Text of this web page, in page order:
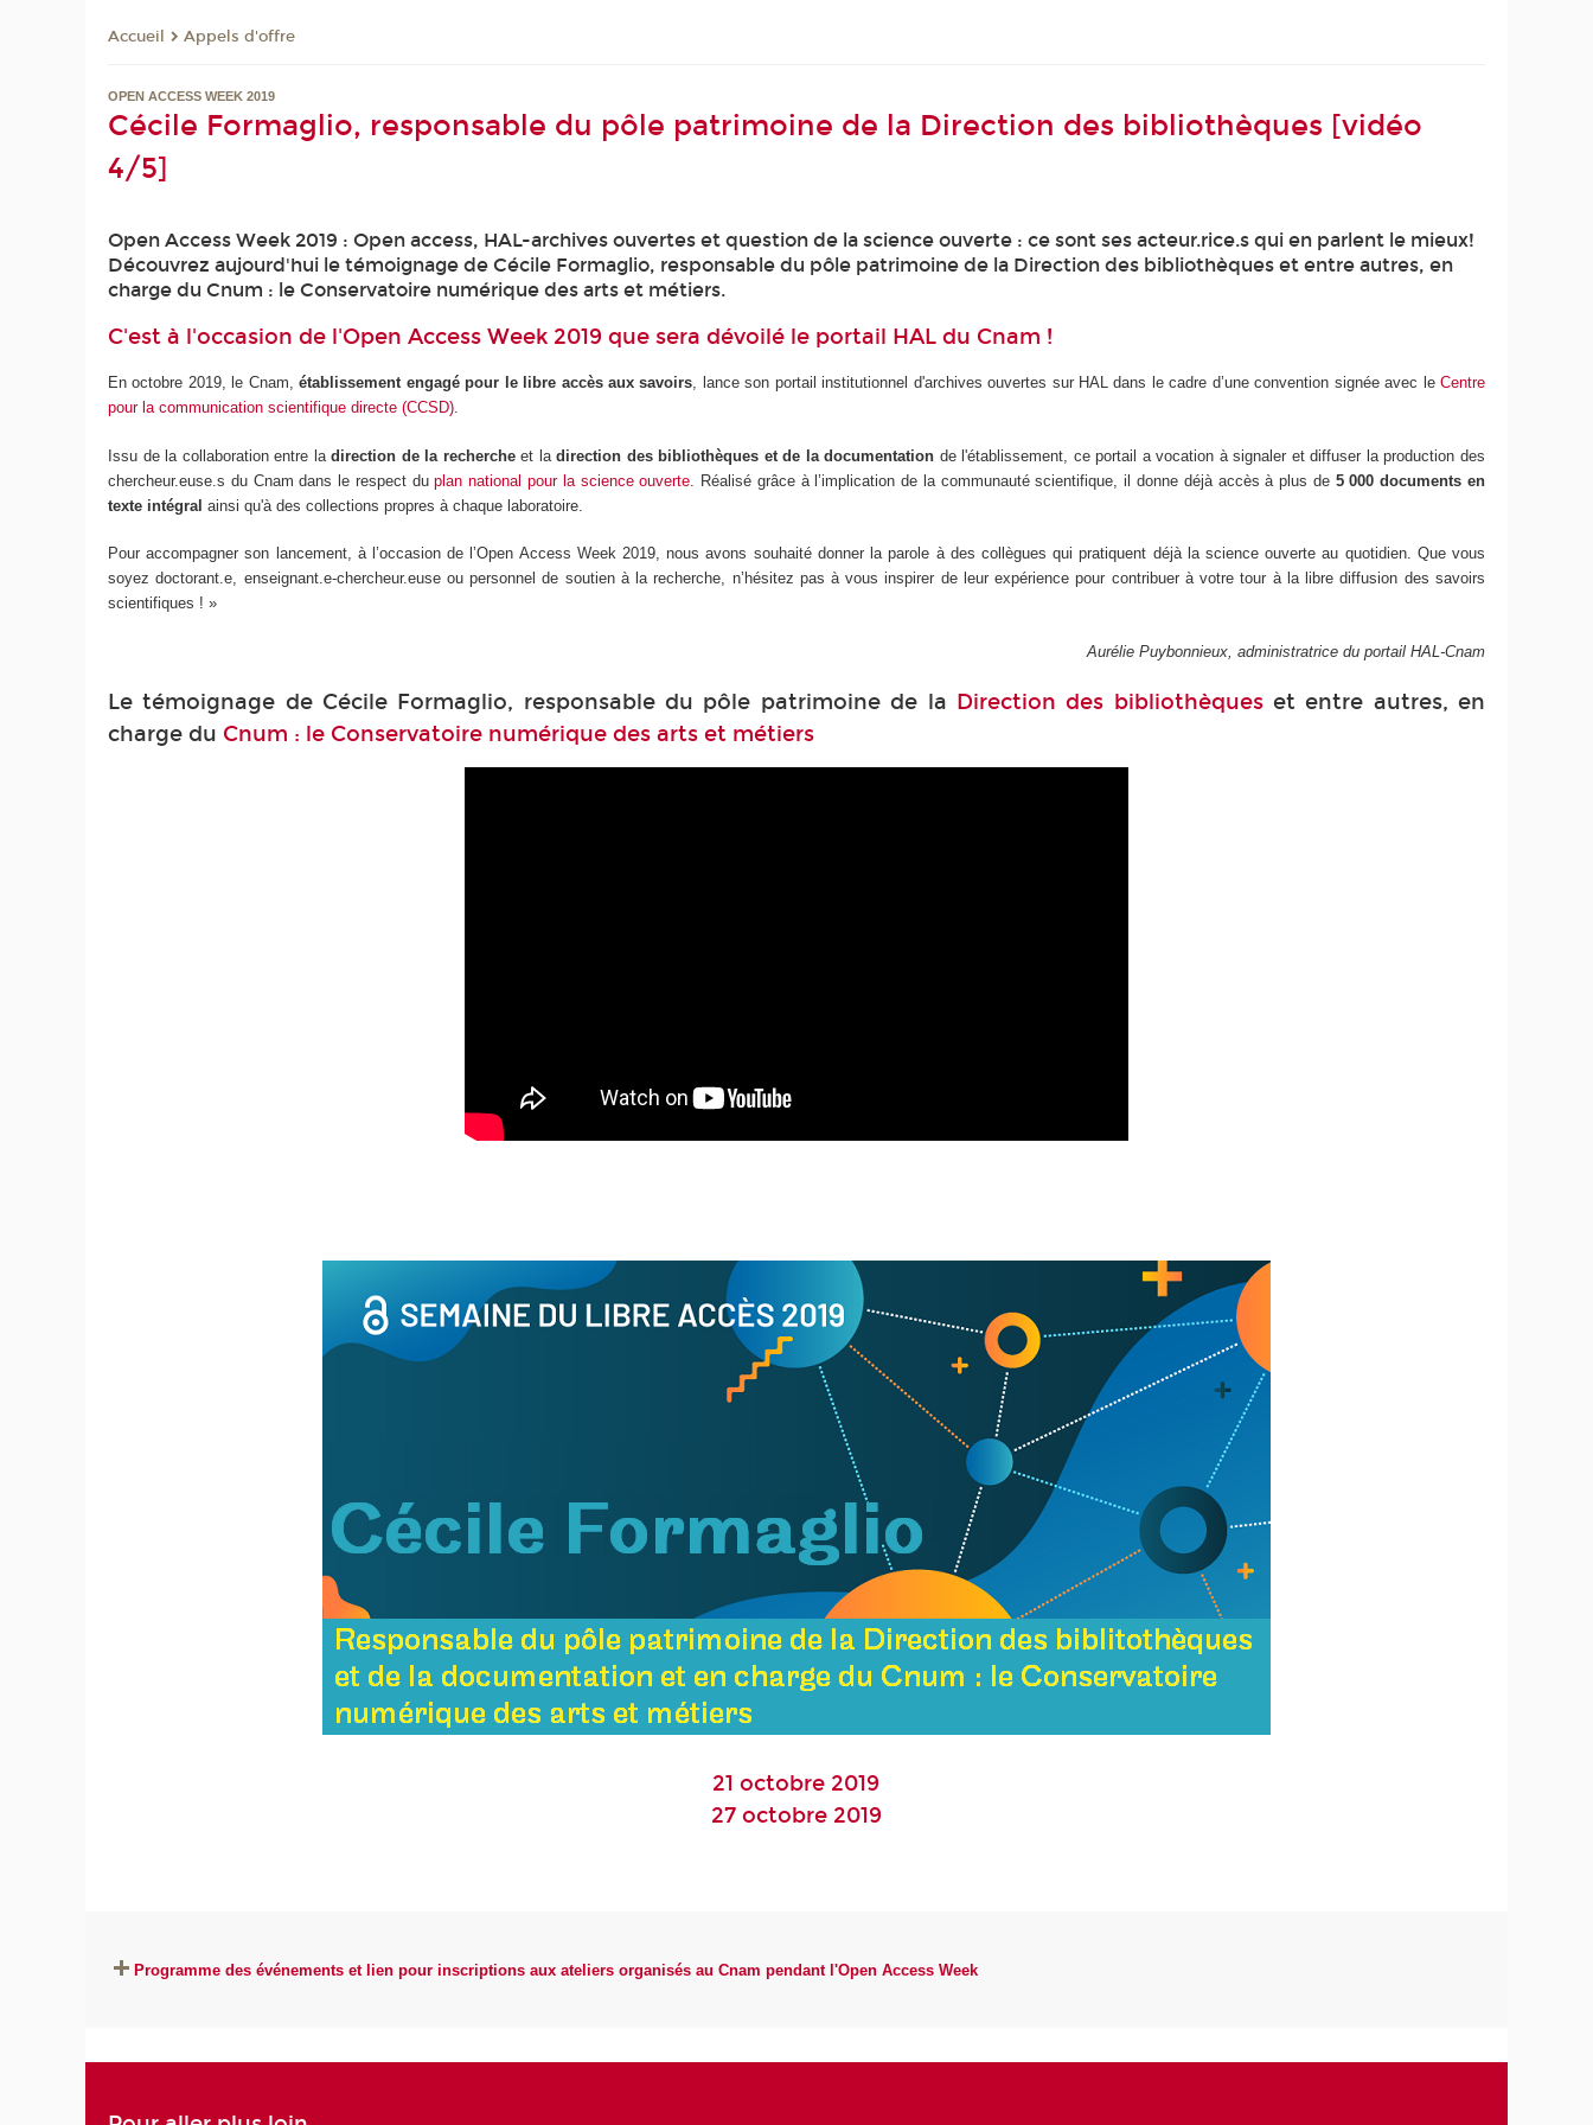
Accueil Appels d'offre
OPEN ACCESS WEEK 2019
Cécile Formaglio, responsable du pôle patrimoine de la Direction des bibliothèques [vidéo
4/5]
Open Access Week 2019 : Open access, HAL-archives ouvertes et question de la science ouverte : ce sont ses acteur.rice.s qui en parlent le mieux!
Découvrez aujourd'hui le témoignage de Cécile Formaglio, responsable du pôle patrimoine de la Direction des bibliothèques et entre autres, en
charge du Cnum : le Conservatoire numérique des arts et métiers.
C'est à l'occasion de l'Open Access Week 2019 que sera dévoilé le portail HAL du Cnam !
En octobre 2019, le Cnam,établissement engagé pour le libre accès aux savoirs, lance son portail institutionnel d'archives ouvertes sur HAL dans le cadre d’une convention signée avec le Centre
pour la communication scientifique directe (CCSD).
Issu de la collaboration entre ladirection de la rechercheet ladirection des bibliothèques et de la documentation de l'établissement, ce portail a vocation à signaler et diffuser la production des
chercheur.euse.s du Cnam dans le respect duplan national pour la science ouverte . Réalisé grâce à l’implication de la communauté scientifique, il donne déjà accès à plus de 5 000 documents en
texte intégral ainsi qu'à des collections propres à chaque laboratoire.
Pour accompagner son lancement, à l’occasion de l’Open Access Week 2019, nous avons souhaité donner la parole à des collègues qui pratiquent déjà la science ouverte au quotidien. Que vous
soyez doctorant.e, enseignant.e-chercheur.euse ou personnel de soutien à la recherche, n’hésitez pas à vous inspirer de leur expérience pour contribuer à votre tour à la libre diffusion des savoirs
scientifiques ! »
Aurélie Puybonnieux, administratrice du portail HAL-Cnam
Le témoignage de Cécile Formaglio, responsable du pôle patrimoine de la Direction des bibliothèqueset entre autres, en
charge du Cnum : le Conservatoire numérique des arts et métiers
21 octobre 2019
27 octobre 2019
Programme des événements et lien pour inscriptions aux ateliers organisés au Cnam pendant l'Open Access Week